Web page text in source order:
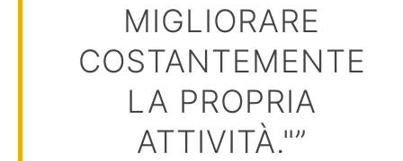
MIGLIORARE
COSTANTEMENTE
LA PROPRIA
ATTIVITÀ."”